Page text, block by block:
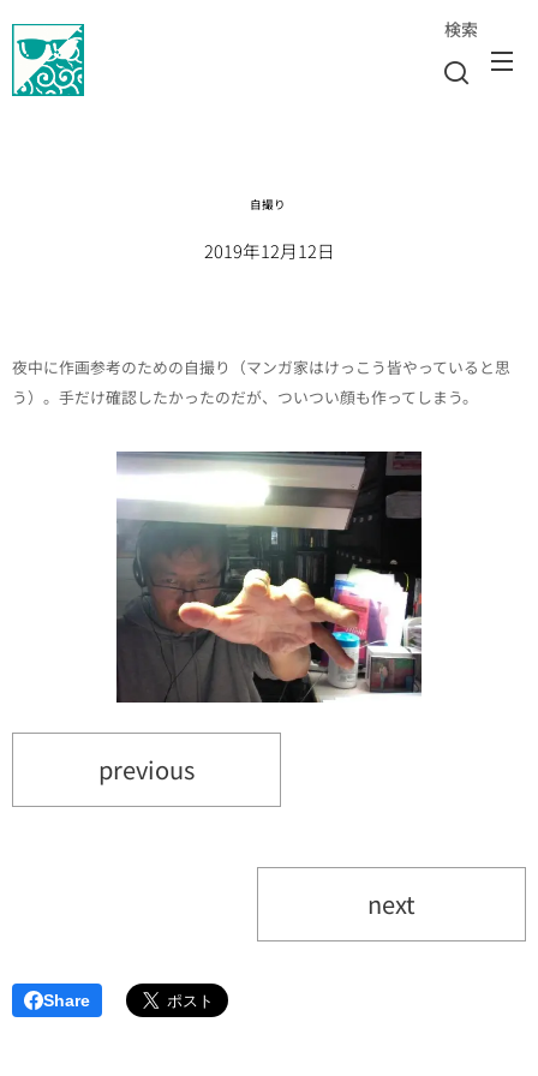
検索
自撮り
2019年12月12日
夜中に作画参考のための自撮り（マンガ家はけっこう皆やっていると思
う）。手だけ確認したかったのだが、ついつい顔も作ってしまう。
previous
next
Share